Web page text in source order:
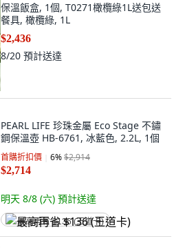
保溫飯盒, 1個, T0271橄欖綠1L送包送
餐具, 橄欖綠, 1L
$2,436
8/20 預計送達
PEARL LIFE 珍珠金屬 Eco Stage 不鏽
鋼保溫壺 HB-6761, 冰藍色, 2.2L, 1個
首購折扣價 6%$2,914
$2,714
明天 8/8 (六) 預計送達
最高再省 $136 (王道卡)